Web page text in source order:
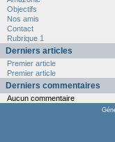
Objectifs
Nos amis
Contact
Rubrique 1
Derniers articles
Premier article
Premier article
Derniers commentaires
Aucun commentaire